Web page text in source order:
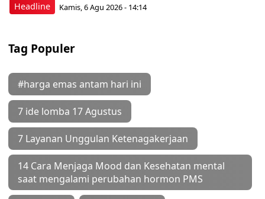
Headline Kamis, 6 Agu 2026 - 14:14
Tag Populer
#harga emas antam hari ini
7 ide lomba 17 Agustus
7 Layanan Unggulan Ketenagakerjaan
14 Cara Menjaga Mood dan Kesehatan mental
saat mengalami perubahan hormon PMS